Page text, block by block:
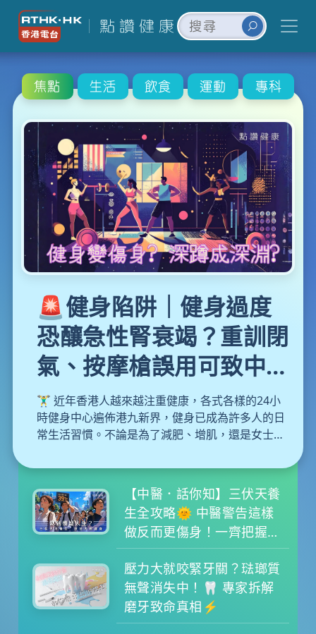
焦點 生活 飲食 運動 專科
🚨健身陷阱｜健身過度
恐釀急性腎衰竭？重訓閉
氣、按摩槍誤用可致中
風！醫生教你避開運動陷
阱
🏋️‍♂️ 近年香港人越來越注重健康，各式各樣的24小
時健身中心遍佈港九新界，健身已成為許多人的日
常生活習慣。不論是為了減肥、增肌，還是女士們
然而，運動固然對身體有益，但背後亦隱藏著不少
容易被忽略的盲點。如果你抱著「No pain, no
gain」的心態盲目苦練，甚至放鬆警惕，健身隨時
會變成「傷身」。本文為大家拆解健身常見的致命
陷阱與正確的熱身與冷卻運動，更附上每日蛋白質
攝取分量計算公式，教你聰明增肌不傷身。
【中醫．話你知】三伏天養
生全攻略🌞 中醫警告這樣
做反而更傷身！一齊把握冬
病夏治黃金期
壓力大就咬緊牙關？琺瑯質
無聲消失中！🦷 專家拆解
磨牙致命真相⚡